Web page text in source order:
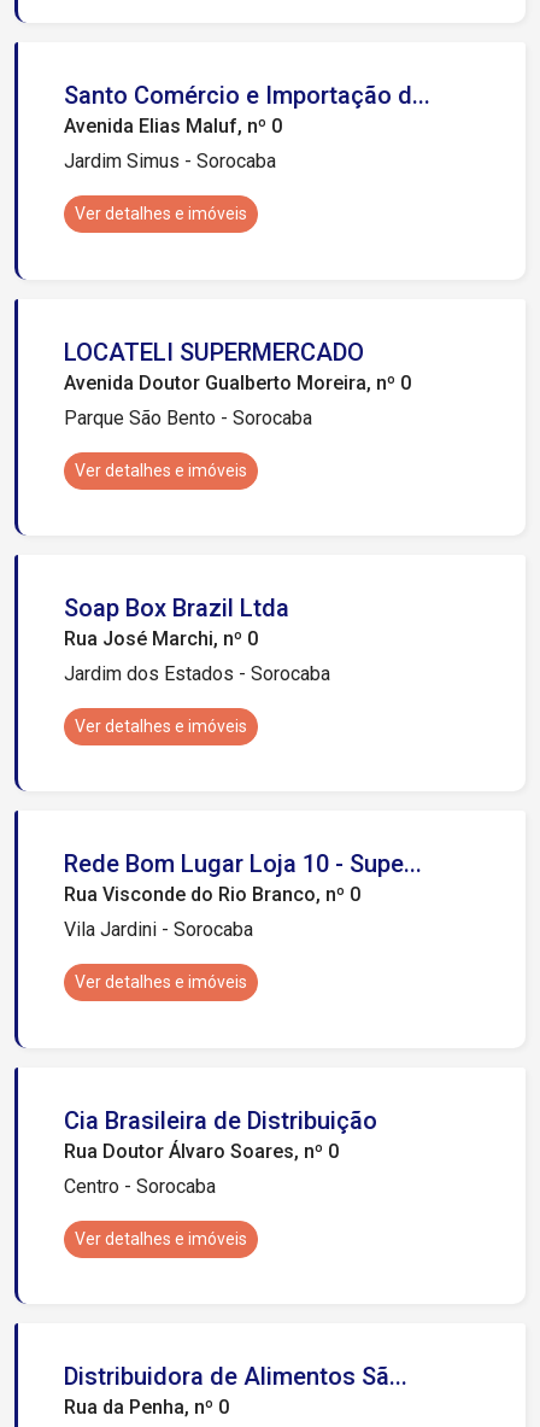
Santo Comércio e Importação d...
Avenida Elias Maluf, nº 0
Jardim Simus - Sorocaba
Ver detalhes e imóveis
LOCATELI SUPERMERCADO
Avenida Doutor Gualberto Moreira, nº 0
Parque São Bento - Sorocaba
Ver detalhes e imóveis
Soap Box Brazil Ltda
Rua José Marchi, nº 0
Jardim dos Estados - Sorocaba
Ver detalhes e imóveis
Rede Bom Lugar Loja 10 - Supe...
Rua Visconde do Rio Branco, nº 0
Vila Jardini - Sorocaba
Ver detalhes e imóveis
Cia Brasileira de Distribuição
Rua Doutor Álvaro Soares, nº 0
Centro - Sorocaba
Ver detalhes e imóveis
Distribuidora de Alimentos Sã...
Rua da Penha, nº 0